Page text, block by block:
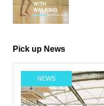
Pick up News
NEWS